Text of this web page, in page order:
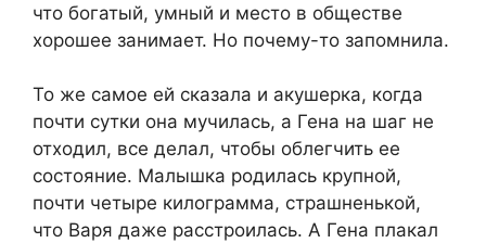
что богатый, умный и место в обществе
хорошее занимает. Но почему-то запомнила.
То же самое ей сказала и акушерка, когда
почти сутки она мучилась, а Гена на шаг не
отходил, все делал, чтобы облегчить ее
состояние. Малышка родилась крупной,
почти четыре килограмма, страшненькой,
что Варя даже расстроилась. А Гена плакал